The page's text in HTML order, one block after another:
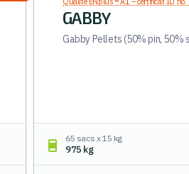
GABBY
Gabby Pellets (50% pin, 50%
65 sacs x 15 kg
975 kg